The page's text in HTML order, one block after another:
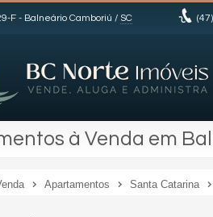
F - Balneário Camboriú / SC (47)
à Venda em
Apartamentos Santa Catarina